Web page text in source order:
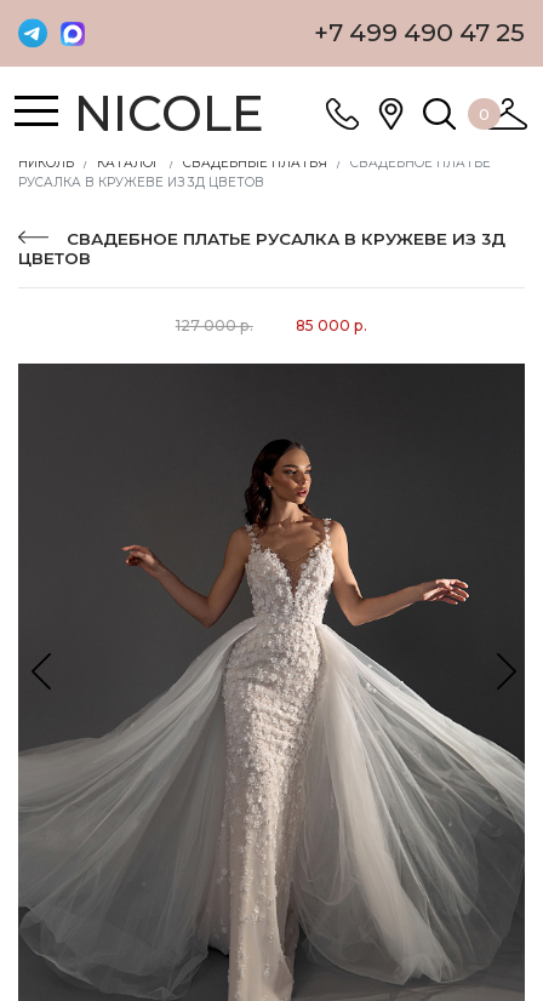
+7 499 490 47 25
NICOLE 0
НИКОЛЬ КАТАЛОГ СВАДЕБНЫЕ ПЛАТЬЯ
СВАДЕБНОЕ ПЛАТЬЕ
РУСАЛКА В КРУЖЕВЕ ИЗ 3Д ЦВЕТОВ
СВАДЕБНОЕ ПЛАТЬЕ РУСАЛКА В КРУЖЕВЕ ИЗ 3Д
ЦВЕТОВ
127 000 р. 85 000 р.